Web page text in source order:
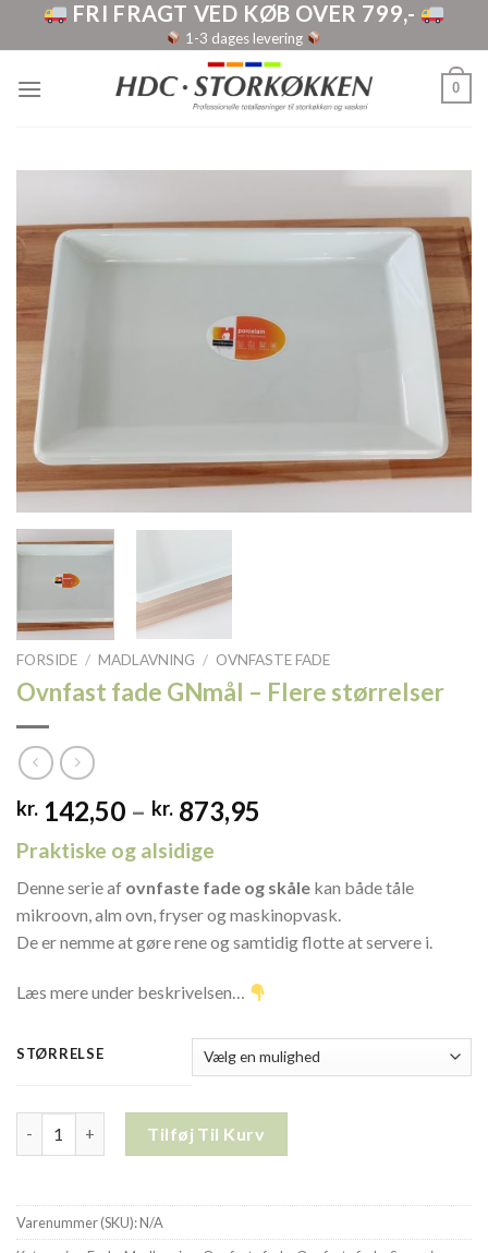
FRI FRAGT VED KØB OVER 799,-
1-3 dages levering
0
FORSIDE / MADLAVNING / OVNFASTE FADE
Ovnfast fade GNmål – Flere størrelser
kr. 142,50 – kr. 873,95
kr. 873,95
Praktiske og alsidige
Denne serie af ovnfaste fade og skåle kan både tåle
mikroovn, alm ovn, fryser og maskinopvask.
De er nemme at gøre rene og samtidig flotte at servere i.
Læs mere under beskrivelsen…
STØRRELSE
Tilføj Til Kurv
Varenummer (SKU):N/A